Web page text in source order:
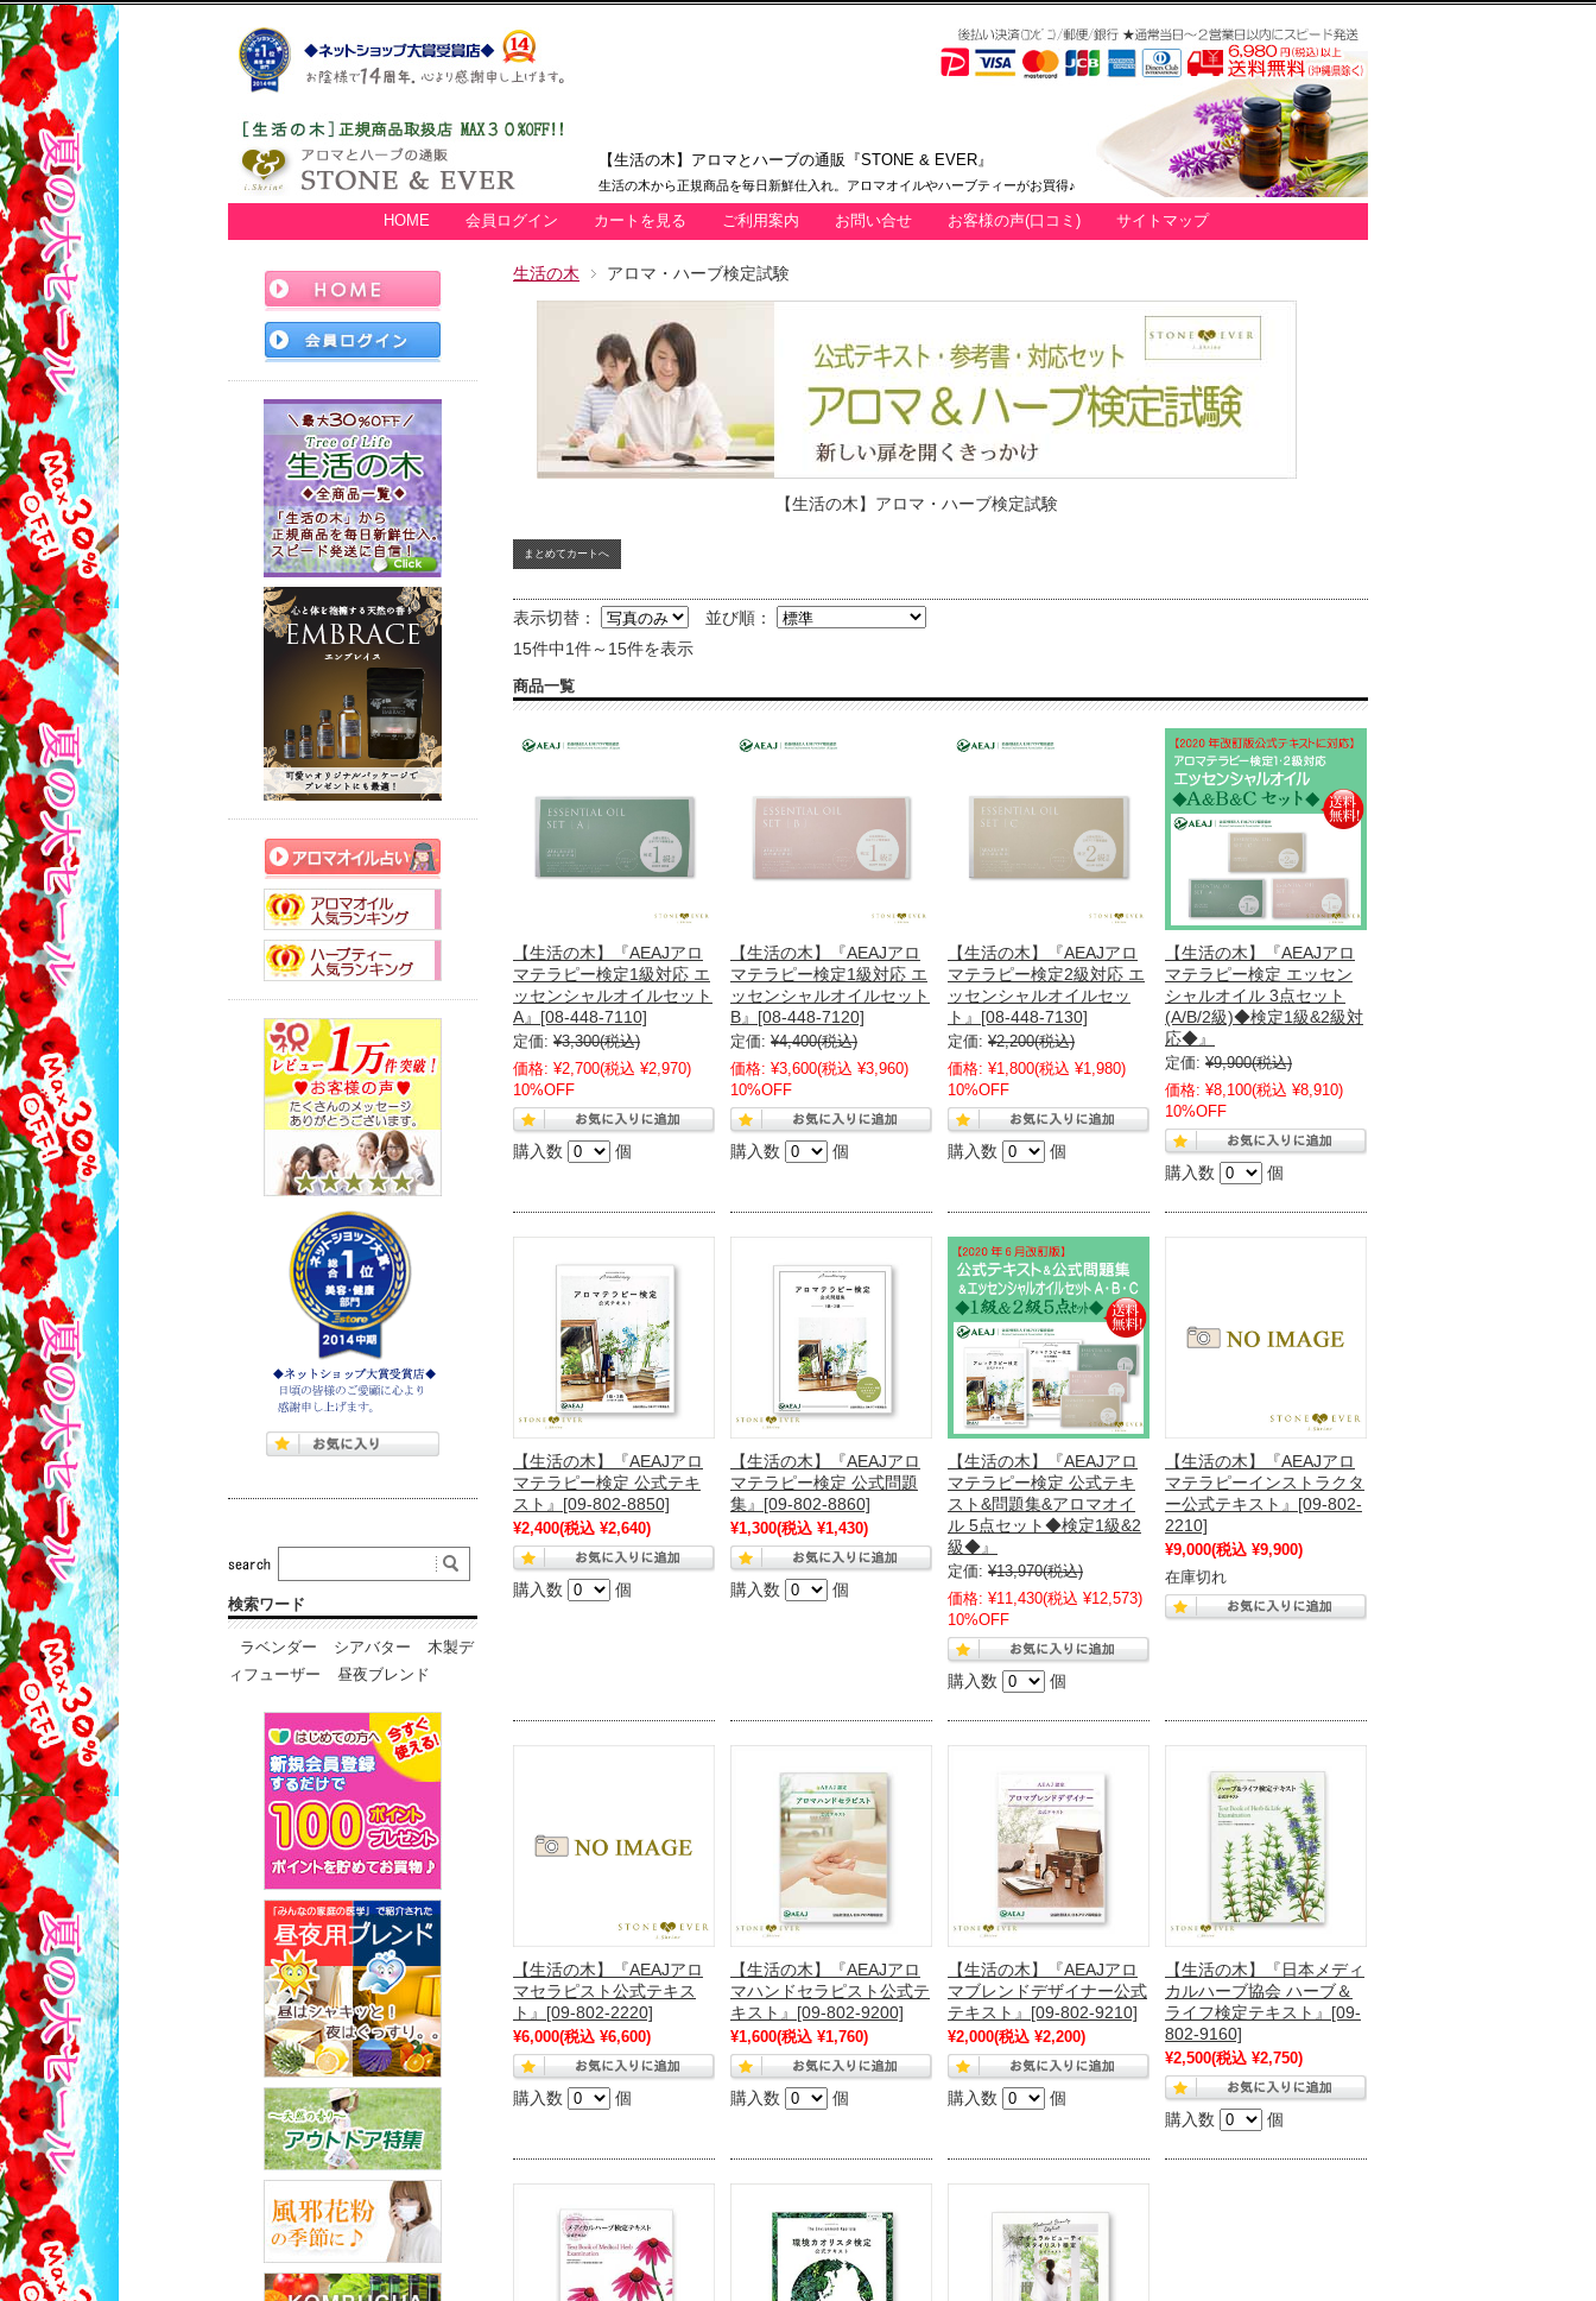
【生活の木】アロマとハーブの通販『STONE & EVER』
生活の木から正規商品を毎日新鮮仕入れ。アロマオイルやハーブティーがお買得♪
HOME 会員ログイン カートを見る ご利用案内 お問い合せ お客様の声(口コミ) サイトマップ
生活の木 アロマ・ハーブ検定試験
【生活の木】アロマ・ハーブ検定試験
表示切替：
並び順：
15件中1件～15件を表示
商品一覧
【生活の木】『AEAJアロ
マテラピー検定1級対応 エ
ッセンシャルオイルセット
A』[08-448-7110]
定価: ¥3,300(税込)
価格: ¥2,700(税込 ¥2,970)
10%OFF
購入数 個
【生活の木】『AEAJアロ
マテラピー検定1級対応 エ
ッセンシャルオイルセット
B』[08-448-7120]
定価: ¥4,400(税込)
価格: ¥3,600(税込 ¥3,960)
10%OFF
購入数 個
【生活の木】『AEAJアロ
マテラピー検定2級対応 エ
ッセンシャルオイルセッ
ト』[08-448-7130]
定価: ¥2,200(税込)
価格: ¥1,800(税込 ¥1,980)
10%OFF
購入数 個
【生活の木】『AEAJアロ
マテラピー検定 エッセン
シャルオイル 3点セット
(A/B/2級)◆検定1級&2級対
応◆』
定価: ¥9,900(税込)
価格: ¥8,100(税込 ¥8,910)
10%OFF
購入数 個
【生活の木】『AEAJアロ
マテラピー検定 公式テキ
スト』[09-802-8850]
¥2,400(税込 ¥2,640)
購入数 個
【生活の木】『AEAJアロ
マテラピー検定 公式問題
集』[09-802-8860]
¥1,300(税込 ¥1,430)
購入数 個
【生活の木】『AEAJアロ
マテラピー検定 公式テキ
スト&問題集&アロマオイ
ル 5点セット◆検定1級&2
級◆』
定価: ¥13,970(税込)
価格: ¥11,430(税込 ¥12,573)
10%OFF
購入数 個
【生活の木】『AEAJアロ
マテラピーインストラクタ
ー公式テキスト』[09-802-
2210]
¥9,000(税込 ¥9,900)
在庫切れ
【生活の木】『AEAJアロ
マセラピスト公式テキス
ト』[09-802-2220]
¥6,000(税込 ¥6,600)
購入数 個
【生活の木】『AEAJアロ
マハンドセラピスト公式テ
キスト』[09-802-9200]
¥1,600(税込 ¥1,760)
購入数 個
【生活の木】『AEAJアロ
マブレンドデザイナー公式
テキスト』[09-802-9210]
¥2,000(税込 ¥2,200)
購入数 個
【生活の木】『日本メディ
カルハーブ協会 ハーブ＆
ライフ検定テキスト』[09-
802-9160]
¥2,500(税込 ¥2,750)
購入数 個
検索ワード
ラベンダー シアバター
木製デ
ィフューザー
昼夜ブレンド